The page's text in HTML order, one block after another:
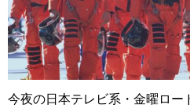
今夜の日本テレビ系・金曜ロー